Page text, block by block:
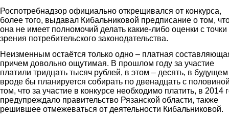
Роспотребнадзор официально открещивался от конкурса,
более того, выдавал Кибальниковой предписание о том,
она не имеет полномочий делать какие-либо оценки с точки
зрения потребительского законодательства.
Неизменным остаётся только одно – платная
причем довольно ощутимая. В прошлом году за участие
платили тридцать тысяч рублей, в этом – десять, в будущем
вроде бы планируется собирать по двенадцать с
том, что за участие в конкурсе необходимо платить, в 2014
предупреждало правительство Рязанской области, также
решившее отмежеваться от деятельности Кибальниковой.